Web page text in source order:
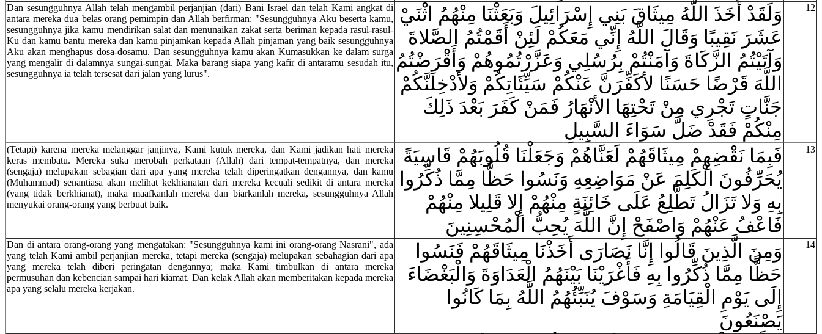
Dan sesungguhnya Allah telah mengambil perjanjian (dari) Bani Israel dan telah Kami angkat di
antara mereka dua belas orang pemimpin dan Allah berfirman: "Sesungguhnya Aku beserta kamu,
sesungguhnya jika kamu mendirikan salat dan menunaikan zakat serta beriman kepada rasul-rasul-
Ku dan kamu bantu mereka dan kamu pinjamkan kepada Allah pinjaman yang baik sesungguhnya
Aku akan menghapus dosa-dosamu. Dan sesungguhnya kamu akan Kumasukkan ke dalam surga
yang mengalir di dalamnya sungai-sungai. Maka barang siapa yang kafir di antaramu sesudah itu,
sesungguhnya ia telah tersesat dari jalan yang lurus".
وَلَقَدْ أَخَذَ اللَّهُ مِيثَاقَ بَنِي إِسْرَائِيلَ وَبَعَثْنَا مِنْهُمُ اثْنَيْ
عَشَرَ نَقِيبًا وَقَالَ اللَّهُ إِنِّي مَعَكُمْ لَئِنْ أَقَمْتُمُ الصَّلاةَ
وَآتَيْتُمُ الزَّكَاةَ وَآمَنْتُمْ بِرُسُلِي وَعَزَّرْتُمُوهُمْ وَأَقْرَضْتُمُ
اللَّهَ قَرْضًا حَسَنًا لأكَفِّرَنَّ عَنْكُمْ سَيِّئَاتِكُمْ وَلأدْخِلَنَّكُمْ
جَنَّاتٍ تَجْرِي مِنْ تَحْتِهَا الأنْهَارُ فَمَنْ كَفَرَ بَعْدَ ذَلِكَ
مِنْكُمْ فَقَدْ ضَلَّ سَوَاءَ السَّبِيلِ
12
(Tetapi) karena mereka melanggar janjinya, Kami kutuk mereka, dan Kami jadikan hati mereka
keras membatu. Mereka suka merobah perkataan (Allah) dari tempat-tempatnya, dan mereka
(sengaja) melupakan sebagian dari apa yang mereka telah diperingatkan dengannya, dan kamu
(Muhammad) senantiasa akan melihat kekhianatan dari mereka kecuali sedikit di antara mereka
(yang tidak berkhianat), maka maafkanlah mereka dan biarkanlah mereka, sesungguhnya Allah
menyukai orang-orang yang berbuat baik.
فَبِمَا نَقْضِهِمْ مِيثَاقَهُمْ لَعَنَّاهُمْ وَجَعَلْنَا قُلُوبَهُمْ قَاسِيَةً
يُحَرِّفُونَ الْكَلِمَ عَنْ مَوَاضِعِهِ وَنَسُوا حَظًّا مِمَّا ذُكِّرُوا
بِهِ وَلا تَزَالُ تَطَّلِعُ عَلَى خَائِنَةٍ مِنْهُمْ إِلا قَلِيلا مِنْهُمْ
فَاعْفُ عَنْهُمْ وَاصْفَحْ إِنَّ اللَّهَ يُحِبُّ الْمُحْسِنِينَ
13
Dan di antara orang-orang yang mengatakan: "Sesungguhnya kami ini orang-orang Nasrani", ada
yang telah Kami ambil perjanjian mereka, tetapi mereka (sengaja) melupakan sebahagian dari apa
yang mereka telah diberi peringatan dengannya; maka Kami timbulkan di antara mereka
permusuhan dan kebencian sampai hari kiamat. Dan kelak Allah akan memberitakan kepada mereka
apa yang selalu mereka kerjakan.
وَمِنَ الَّذِينَ قَالُوا إِنَّا نَصَارَى أَخَذْنَا مِيثَاقَهُمْ فَنَسُوا
حَظًّا مِمَّا ذُكِّرُوا بِهِ فَأَغْرَيْنَا بَيْنَهُمُ الْعَدَاوَةَ وَالْبَغْضَاءَ
إِلَى يَوْمِ الْقِيَامَةِ وَسَوْفَ يُنَبِّئُهُمُ اللَّهُ بِمَا كَانُوا
يَصْنَعُونَ
14